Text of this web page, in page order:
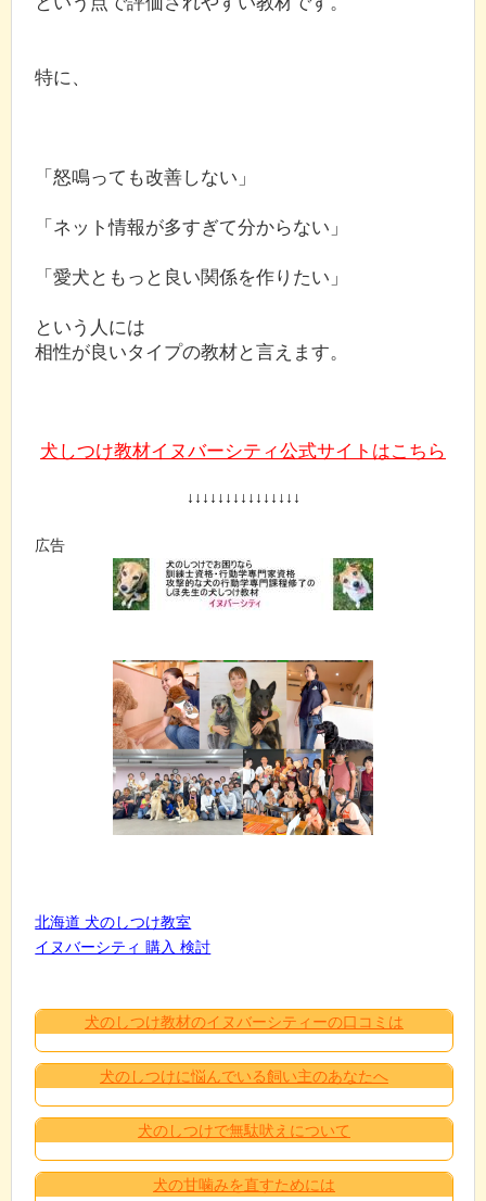
特に、
「怒鳴っても改善しない」
「ネット情報が多すぎて分からない」
「愛犬ともっと良い関係を作りたい」
という人には
相性が良いタイプの教材と言えます。
犬しつけ教材イヌバーシティ公式サイトはこちら
↓↓↓↓↓↓↓↓↓↓↓↓↓↓↓
広告
北海道 犬のしつけ教室
イヌバーシティ 購入 検討
犬のしつけ教材のイヌバーシティーの口コミは
犬のしつけに悩んでいる飼い主のあなたへ
犬のしつけで無駄吠えについて
犬の甘噛みを直すためには